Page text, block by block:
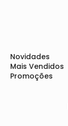
Novidades
Mais Vendidos
Promoções